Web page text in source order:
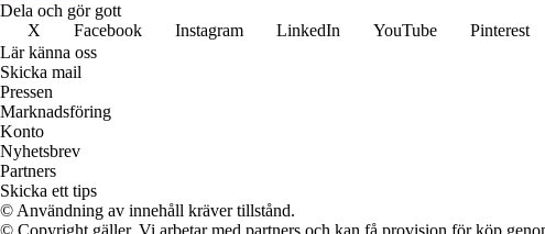
Dela och gör gott
X
Facebook Instagram LinkedIn YouTube Pinterest
Lär känna oss
Skicka mail
Pressen
Marknadsföring
Konto
Nyhetsbrev
Partners
Skicka ett tips
© Användning av innehåll kräver tillstånd.